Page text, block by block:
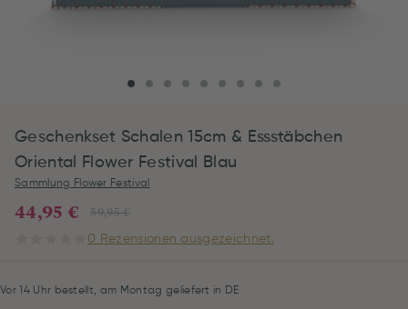
Geschenkset Schalen 15cm & Essstäbchen
Oriental Flower Festival Blau
Sammlung Flower Festival
59,95 €
44,95 €
0 Rezensionen ausgezeichnet.
Vor 14 Uhr bestellt, am Montag geliefert in DE